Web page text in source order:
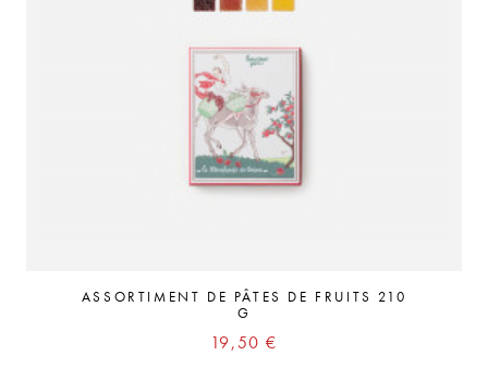
ASSORTIMENT DE PÂTES DE FRUITS 210
G
Prix
19,50 €